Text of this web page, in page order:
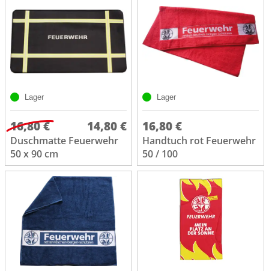
Lager
16,80 € 14,80 €
Duschmatte Feuerwehr
50 x 90 cm
Lager
16,80 €
Handtuch rot Feuerwehr
50 / 100